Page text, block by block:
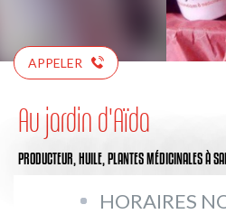
APPELER
Au jardin d'Aïda
PRODUCTEUR, HUILE, PLANTES MÉDICINALESÀ
HORAIRES